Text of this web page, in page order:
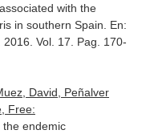
with the
in southern Spain. En:
2016. Vol. 17. Pag. 170-
David, Peñalver
Free:
the endemic